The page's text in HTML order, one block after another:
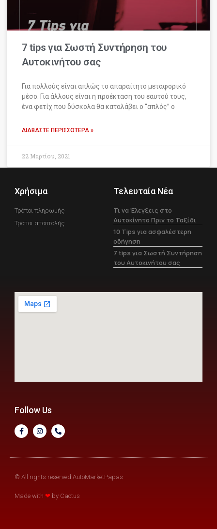
7 tips για Σωστή Συντήρηση του
Αυτοκινήτου σας
Για πολλούς είναι απλώς το απαραίτητο μεταφορικό
μέσο. Για άλλους είναι η προέκταση του εαυτού τους,
ένα φετίχ που δύσκολα θα καταλάβει ο “απλός” ο
ΔΙΑΒΆΣΤΕ ΠΕΡΙΣΣΌΤΕΡΑ »
22 Μαρτίου, 2021
Χρήσιμα
Τρόποι πληρωμής
Τρόποι αποστολής
Τελευταία Νέα
Τι να Έλεγξεις στο
Αυτοκίνητο Πριν το Ταξίδι
10 Tips για ασφαλέστερη
οδήγηση
7 tips για Σωστή Συντήρηση
του Αυτοκινήτου σας
Follow Us
© All rights reserved AutoMarketPapas
Made with ❤ by Cactus​​